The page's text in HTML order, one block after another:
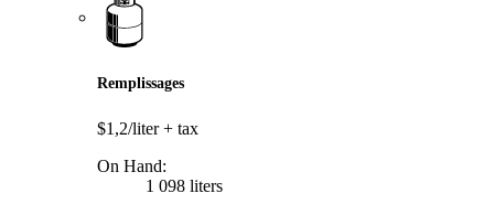
Remplissages
$1,2/liter+ tax
On Hand:
1 098 liters